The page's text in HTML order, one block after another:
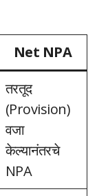
Net NPA
तरतूद
(Provision)
वजा
केल्यानंतरचे
NPA